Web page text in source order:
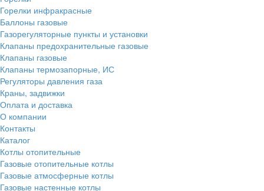
Горелки инфракрасные
Баллоны газовые
Газорегуляторные пункты и установки
Клапаны предохранительные газовые
Клапаны газовые
Клапаны термозапорные, ИС
Регуляторы давления газа
Краны, задвижки
Оплата и доставка
О компании
Контакты
Каталог
Котлы отопительные
Газовые отопительные котлы
Газовые атмосферные котлы
Газовые настенные котлы